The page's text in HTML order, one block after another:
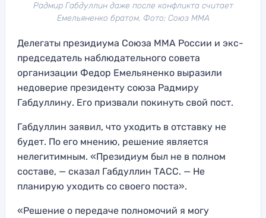
Радмир Габдуллин даже после конфликта считает
Емельяненко братом. Фото: Союз ММА
Делегаты президиума Союза ММА России и экс-
председатель наблюдательного совета
организации Федор Емельяненко выразили
недоверие президенту союза Радмиру
Габдуллину. Его призвали покинуть свой пост.
Габдуллин заявил, что уходить в отставку не
будет. По его мнению, решение является
нелегитимным. «Президиум был не в полном
составе, — сказал Габдуллин ТАСС. — Не
планирую уходить со своего поста».
«Решение о передаче полномочий я могу